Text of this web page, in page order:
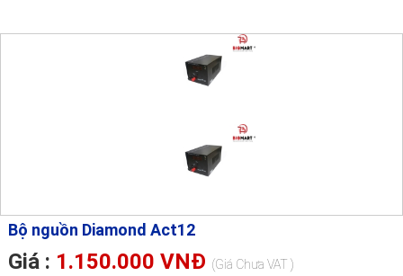
Bộ nguồn Diamond Act12
Giá : 1.150.000 VNĐ (Giá Chưa VAT )